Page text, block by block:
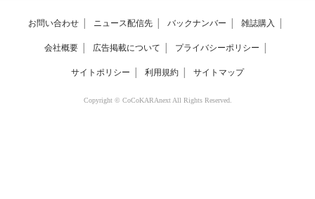
お問い合わせ ニュース配信先 バックナンバー 雑誌購入
会社概要 広告掲載について プライバシーポリシー
サイトポリシー 利用規約 サイトマップ
Copyright © CoCoKARAnext All Rights Reserved.